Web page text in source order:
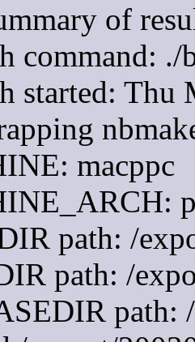
of
command:
started: Thu
macppc
path: /
path: /
path: